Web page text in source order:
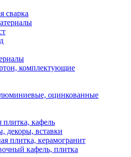
сварка
комплектующие
оцинкованные
кафель
декоры, вставки
плитка, керамогранит
кафель, плитка